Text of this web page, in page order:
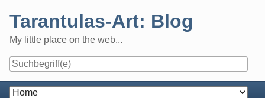
content
Tarantulas-Art: Blog
My little place on the web...
Navigation